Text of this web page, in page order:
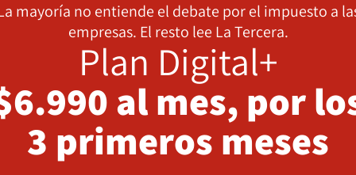
mayoría no entiende el debate por el impuesto a
empresas. El resto lee La Tercera.
Plan Digital+
al mes, por
3 primeros meses